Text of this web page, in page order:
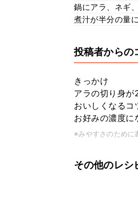
鍋にアラ、ネギ
煮汁が半分の量
投稿者からの
きっかけ
アラの切り身
おいしくなるコ
お好みの濃度に
※みやすさのために
その他のレシ